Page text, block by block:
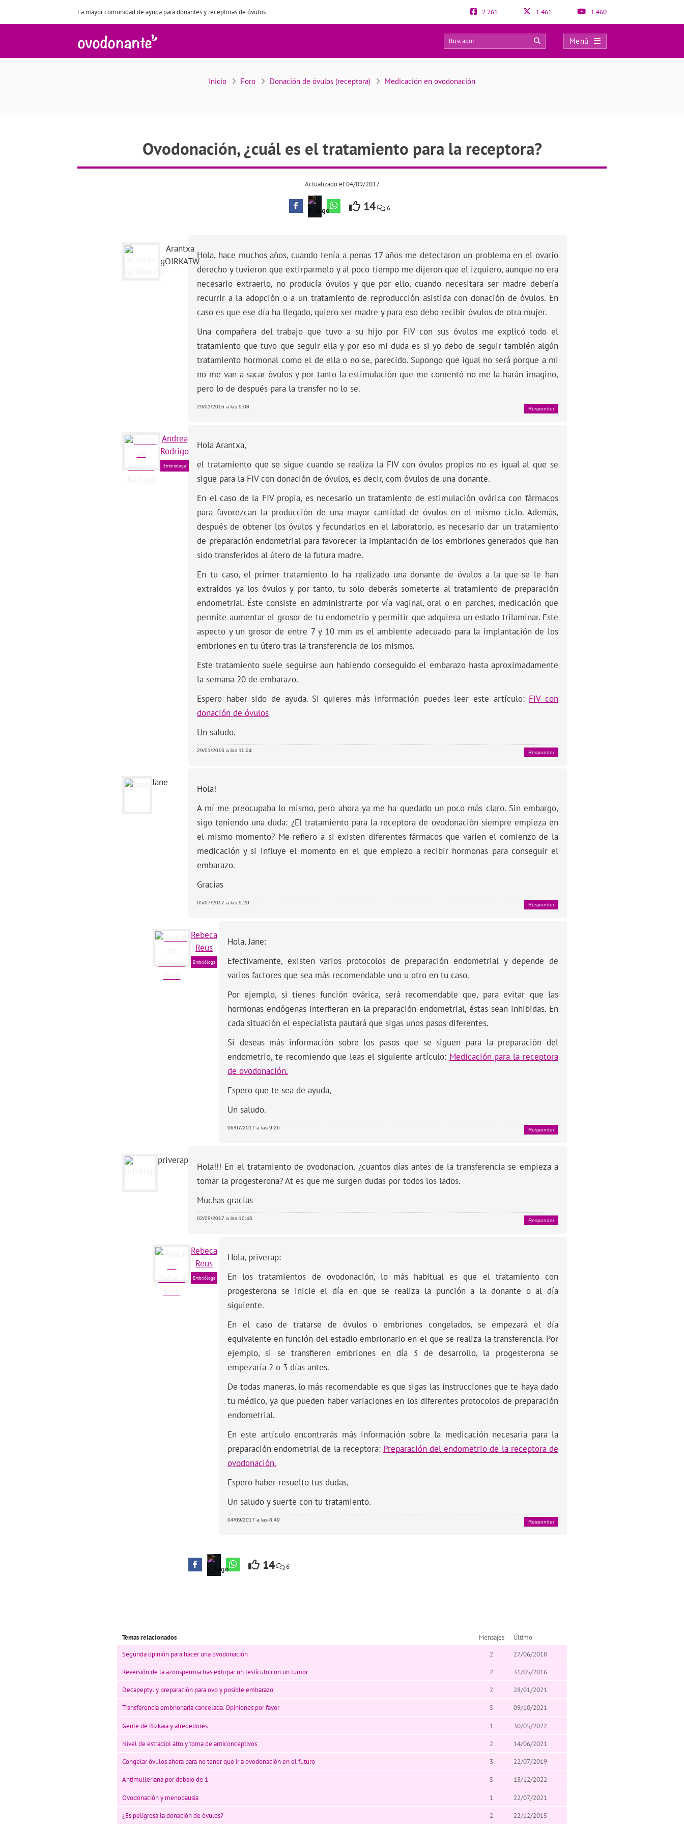
La mayor comunidad de ayuda para donantes y receptoras de óvulos 2.261 1.461 1.460
Menú
Ovodonación, ¿cuál es el tratamiento para la receptora?
8 0
Inicio Foro Donación de óvulos (receptora) Medicación en ovodonación
Ovodonación, ¿cuál es el tratamiento para la receptora?
Actualizado el 04/09/2017
14 6
Arantxa
gOIRKATW
Hola, hace muchos años, cuando tenía a penas 17 años me detectaron un problema en el ovario
derecho y tuvieron que extirparmelo y al poco tiempo me dijeron que el izquiero, aunque no era
necesario extraerlo, no producía óvulos y que por ello, cuando necesitara ser madre debería
recurrir a la adopción o a un tratamiento de reproducción asistida con donación de óvulos. En
caso es que ese día ha llegado, quiero ser madre y para eso debo recibir óvulos de otra mujer.
Una compañera del trabajo que tuvo a su hijo por FIV con sus óvulos me explicó todo el
tratamiento que tuvo que seguir ella y por eso mi duda es si yo debo de seguir también algún
tratamiento hormonal como el de ella o no se, parecido. Supongo que igual no será porque a mi
no me van a sacar óvulos y por tanto la estimulación que me comentó no me la harán imagino,
pero lo de después para la transfer no lo se.
29/01/2016 a las 9:08 Responder
Andrea
Rodrigo
Embrióloga
Hola Arantxa,
el tratamiento que se sigue cuando se realiza la FIV con óvulos propios no es igual al que se
sigue para la FIV con donación de óvulos, es decir, com óvulos de una donante.
En el caso de la FIV propia, es necesario un tratamiento de estimulación ovárica con fármacos
para favorezcan la producción de una mayor cantidad de óvulos en el mismo ciclo. Además,
después de obtener los óvulos y fecundarlos en el laboratorio, es necesario dar un tratamiento
de preparación endometrial para favorecer la implantación de los embriones generados que han
sido transferidos al útero de la futura madre.
En tu caso, el primer tratamiento lo ha realizado una donante de óvulos a la que se le han
extraídos ya los óvulos y por tanto, tu solo deberás someterte al tratamiento de preparación
endometrial. Éste consiste en administrarte por vía vaginal, oral o en parches, medicación que
permite aumentar el grosor de tu endometrio y permitir que adquiera un estado trilaminar. Este
aspecto y un grosor de entre 7 y 10 mm es el ambiente adecuado para la implantación de los
embriones en tu útero tras la transferencia de los mismos.
Este tratamiento suele seguirse aun habiendo conseguido el embarazo hasta aproximadamente
la semana 20 de embarazo.
Espero haber sido de ayuda. Si quieres más información puedes leer este artículo: FIV con
donación de óvulos
Un saludo.
29/01/2016 a las 11:24 Responder
Jane
Hola!
A mí me preocupaba lo mismo, pero ahora ya me ha quedado un poco más claro. Sin embargo,
sigo teniendo una duda: ¿El tratamiento para la receptora de ovodonación siempre empieza en
el mismo momento? Me refiero a si existen diferentes fármacos que varíen el comienzo de la
medicación y si influye el momento en el que empiezo a recibir hormonas para conseguir el
embarazo.
Gracias
05/07/2017 a las 9:20 Responder
Rebeca
Reus
Embrióloga
Hola, Jane:
Efectivamente, existen varios protocolos de preparación endometrial y depende de
varios factores que sea más recomendable uno u otro en tu caso.
Por ejemplo, si tienes función ovárica, será recomendable que, para evitar que las
hormonas endógenas interfieran en la preparación endometrial, éstas sean inhibidas. En
cada situación el especialista pautará que sigas unos pasos diferentes.
Si deseas más información sobre los pasos que se siguen para la preparación del
endometrio, te recomiendo que leas el siguiente artículo: Medicación para la receptora
de ovodonación.
Espero que te sea de ayuda,
Un saludo.
06/07/2017 a las 9:26 Responder
priverap
Hola!!! En el tratamiento de ovodonacion, ¿cuantos días antes de la transferencia se empieza a
tomar la progesterona? At es que me surgen dudas por todos los lados.
Muchas gracias
02/09/2017 a las 10:46 Responder
Rebeca
Reus
Embrióloga
Hola, priverap:
En los tratamientos de ovodonación, lo más habitual es que el tratamiento con
progesterona se inicie el día en que se realiza la punción a la donante o al día
siguiente.
En el caso de tratarse de óvulos o embriones congelados, se empezará el día
equivalente en función del estadio embrionario en el que se realiza la transferencia. Por
ejemplo, si se transfieren embriones en día 3 de desarrollo, la progesterona se
empezaría 2 o 3 días antes.
De todas maneras, lo más recomendable es que sigas las instrucciones que te haya dado
tu médico, ya que pueden haber variaciones en los diferentes protocolos de preparación
endometrial.
En este artículo encontrarás más información sobre la medicación necesaria para la
preparación endometrial de la receptora: Preparación del endometrio de la receptora de
ovodonación.
Espero haber resuelto tus dudas,
Un saludo y suerte con tu tratamiento.
04/09/2017 a las 8:49 Responder
14 6
Temas relacionados Mensajes
Último
Segunda opinión para hacer una ovodonación
2 27/06/2018
Reversión de la azoospermia tras extirpar un testículo con un tumor 2 31/05/2016
Decapeptyl y preparación para ovo y posible embarazo 2 28/01/2021
Transferencia embrionaria cancelada. Opiniones por favor 5 09/10/2021
Gente de Bizkaia y alrededores 1 30/05/2022
Nivel de estradiol alto y toma de anticonceptivos 2 14/06/2021
Congelar óvulos ahora para no tener que ir a ovodonación en el futuro 3 22/07/2019
Antimulleriana por debajo de 1 5 13/12/2022
Ovodonación y menopausia 1 22/07/2021
¿Es peligrosa la donación de óvulos? 2 22/12/2015